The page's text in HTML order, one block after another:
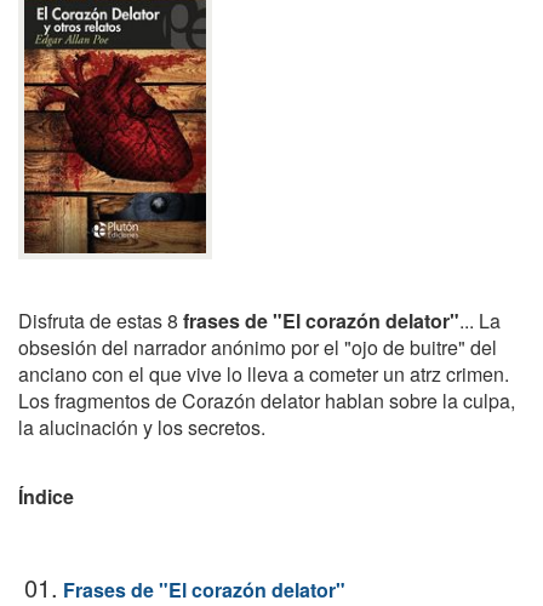
Disfruta de estas 8 frases de "El corazón delator"... La
obsesión del narrador anónimo por el "ojo de buitre" del
anciano con el que vive lo lleva a cometer un atrz crimen.
Los fragmentos de Corazón delator hablan sobre la culpa,
la alucinación y los secretos.
Índice
01. Frases de "El corazón delator"